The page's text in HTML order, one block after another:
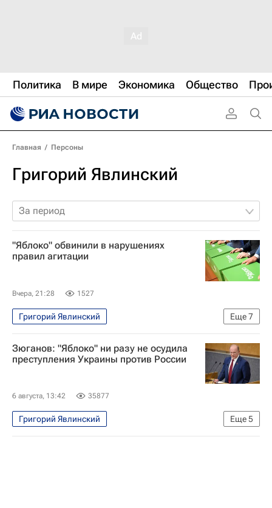
Политика В мире Экономика Общество
Главная / Персоны
Григорий Явлинский
За период
"Яблоко" обвинили в нарушениях
правил агитации
Вчера, 21:28 1527
Еще7
Григорий Явлинский
Выборы в Государственную думу
Политика
Россия
Алексей Журавлев
Яблоко
Зюганов: "Яблоко" ни разу не осудила
преступления Украины против России
6 августа, 13:42 35877
Еще5
Григорий Явлинский
Выборы в Государственную думу
Россия